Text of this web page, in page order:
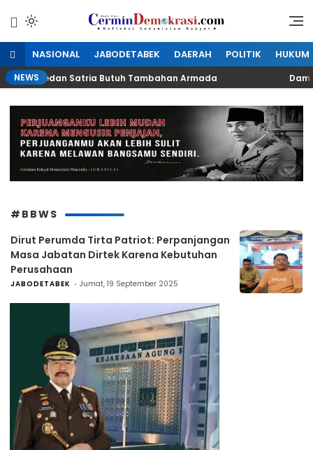
konten
CerminDemokrasi.com
Refleksi Kedaulatan Rakyat
NASIONAL JABODETABEK DAERAH POLITIK HUKUM
NEWS
LH Medan Satria Butuh Tambahan Armada
#BBWS
Dirut Perumda Tirta Patriot: Perpanjangan
Masa Jabatan Dirtek Karena Kebutuhan
Perusahaan
JABODETABEK Jumat, 19 September 2025